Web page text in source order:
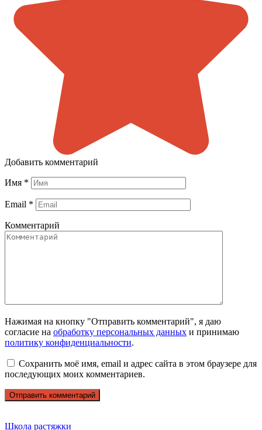
Добавить комментарий
Имя *
Email *
Комментарий
Нажимая на кнопку "Отправить комментарий", я даю
согласие на обработку персональных данных и принимаю
политику конфиденциальности.
Сохранить моё имя, email и адрес сайта в этом браузере для
последующих моих комментариев.
Школа растяжки